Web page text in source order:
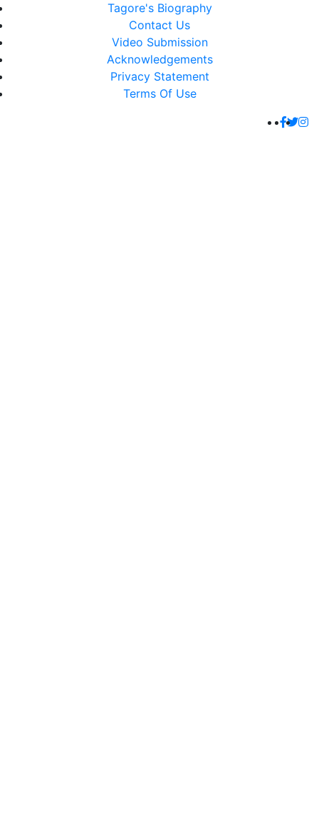
Tagore's Biography
Contact Us
Video Submission
Acknowledgements
Privacy Statement
Terms Of Use